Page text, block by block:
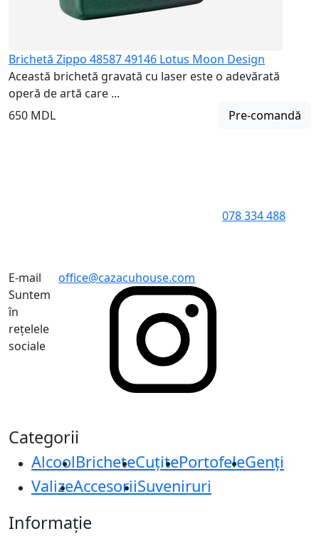
Brichetă Zippo 48587 49146 Lotus Moon Design
Această brichetă gravată cu laser este o adevărată
operă de artă care ...
650 MDL
Pre-comandă
078 334 488
E-mail
office@cazacuhouse.com
Suntem
în
rețelele
sociale
Categorii
AlcoolBricheteCuțitePortofeleGenți
ValizeAccesoriiSuveniruri
Informație